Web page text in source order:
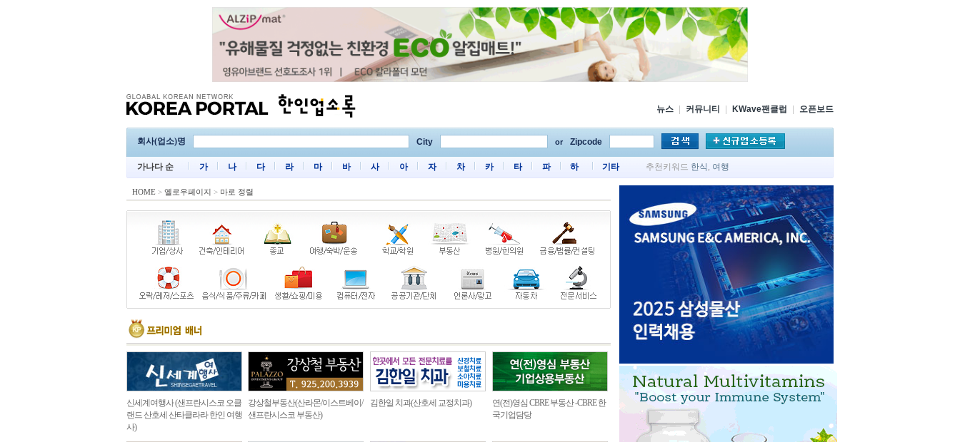
뉴스 커뮤니티 KWave팬클럽 오픈보드
회사(업소)명 City or Zipcode
가나다 순 가 나 다 라 마 바 사 아 자 차 카 타 파 하 기타 추천키워드 한식 , 여행
HOME > 옐로우페이지 > 마로 정렬
신세계여행사 (샌프란시스코 오클
랜드 산호세 산타클라라 한인 여행
사)
강상철부동산(산라몬/이스트베이/
샌프란시스코 부동산)
김한일 치과(산호세 교정치과)
연(전)영심 CBRE 부동산 -CBRE 한
국기업담당